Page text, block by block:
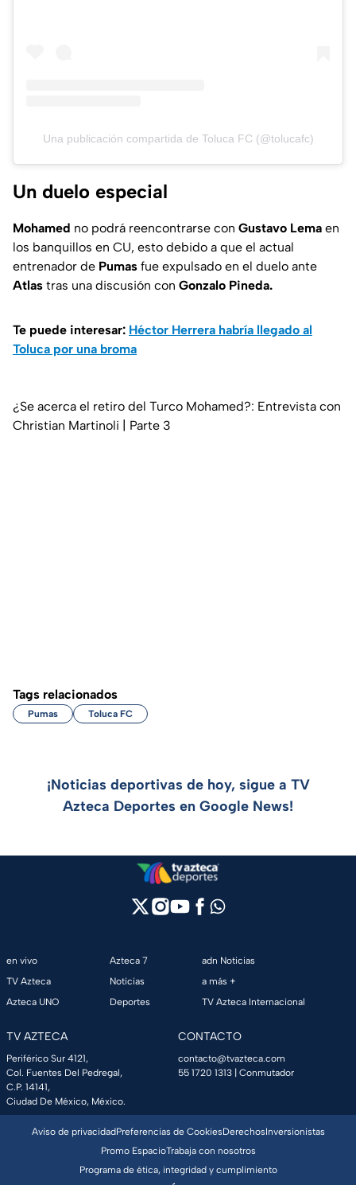
Una publicación compartida de Toluca FC (@tolucafc)
Un duelo especial
Mohamed no podrá reencontrarse con Gustavo Lema en
los banquillos en CU, esto debido a que el actual
entrenador de Pumas fue expulsado en el duelo ante
Atlas tras una discusión con Gonzalo Pineda.
Te puede interesar: Héctor Herrera habría llegado al
Toluca por una broma
¿Se acerca el retiro del Turco Mohamed?: Entrevista con
Christian Martinoli | Parte 3
Tags relacionados
Pumas Toluca FC
¡Noticias deportivas de hoy, sigue a TV
Azteca Deportes en Google News!
en vivo
TV Azteca
Azteca UNO
Azteca 7
Noticias
Deportes
adn Noticias
a más +
TV Azteca Internacional
TV AZTECA
Periférico Sur 4121,
Col. Fuentes Del Pedregal,
C.P. 14141,
Ciudad De México, México.
CONTACTO
contacto@tvazteca.com
55 1720 1313 | Conmutador
Aviso de privacidadPreferencias de CookiesDerechosInversionistas
Promo EspacioTrabaja con nosotros
Programa de ética, integridad y cumplimiento